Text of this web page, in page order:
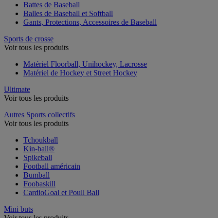
Battes de Baseball
Balles de Baseball et Softball
Gants, Protections, Accessoires de Baseball
Sports de crosse
Voir tous les produits
Matériel Floorball, Unihockey, Lacrosse
Matériel de Hockey et Street Hockey
Ultimate
Voir tous les produits
Autres Sports collectifs
Voir tous les produits
Tchoukball
Kin-ball®
Spikeball
Football américain
Bumball
Foobaskill
CardioGoal et Poull Ball
Mini buts